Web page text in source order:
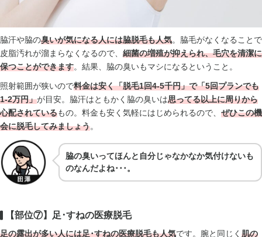
脇汗や脇の臭いが気になる人には脇脱毛も人気。脇毛がなくなることで
皮脂汚れが溜まらなくなるので、 細菌の増殖が抑えられ、毛穴を清潔に
保つことができます。結果、脇の臭いもマシになるということ。
照射範囲が狭いので料金は安く「脱毛1回4-5千円」で「5回プランでも
1-2万円」が目安。脇汗はともかく脇の臭いは思ってる以上に周りから
心配されているもの。料金も安く気軽にはじめられるので、 ぜひこの機
会に脱毛してみましょう。
脇の臭いってほんと自分じゃなかなか気付けないも
のなんだよね･･･。
【部位⑦】足･すねの医療脱毛
足の露出が多い人には足･すねの医療脱毛も人気です。腕と同じく 肌の